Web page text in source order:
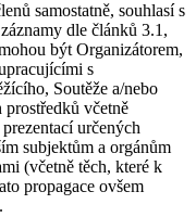
samostatně, souhlasí s
dle článků 3.1,
být Organizátorem,
s
Soutěže a/nebo
včetně
určených
subjektům a orgánům
(včetně těch, které k
propagace ovšem